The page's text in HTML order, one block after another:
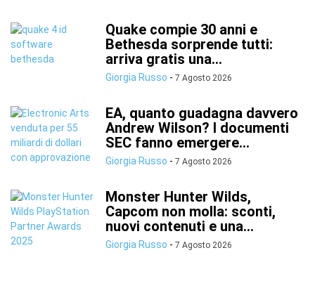
Quake compie 30 anni e
Bethesda sorprende tutti:
arriva gratis una...
Giorgia Russo - 7 Agosto 2026
EA, quanto guadagna davvero
Andrew Wilson? I documenti
SEC fanno emergere...
Giorgia Russo - 7 Agosto 2026
Monster Hunter Wilds,
Capcom non molla: sconti,
nuovi contenuti e una...
Giorgia Russo - 7 Agosto 2026